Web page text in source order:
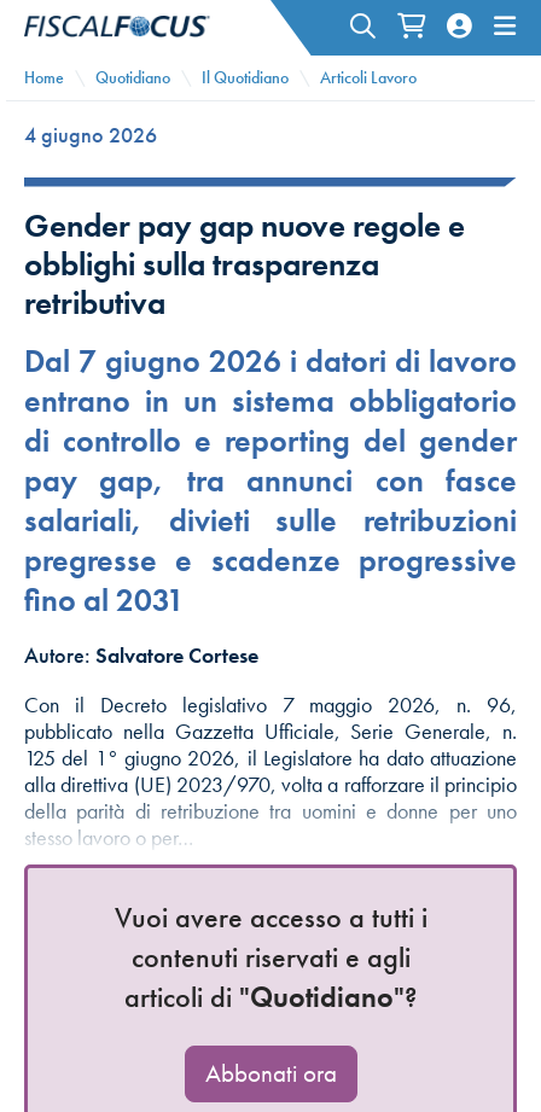
Home Quotidiano Il Quotidiano Articoli Lavoro
4 giugno 2026
Gender pay gap nuove regole e
obblighi sulla trasparenza
retributiva
Dal 7 giugno 2026 i datori di lavoro
entrano in un sistema obbligatorio
di controllo e reporting del gender
pay gap, tra annunci con fasce
salariali, divieti sulle retribuzioni
pregresse e scadenze progressive
fino al 2031
Autore: Salvatore Cortese
Con il Decreto legislativo 7 maggio 2026, n. 96,
pubblicato nella Gazzetta Ufficiale, Serie Generale, n.
125 del 1° giugno 2026, il Legislatore ha dato attuazione
alla direttiva (UE) 2023/970, volta a rafforzare il principio
della parità di retribuzione tra uomini e donne per uno
stesso lavoro o per…
Vuoi avere accesso a tutti i
contenuti riservati e agli
articoli di "Quotidiano"?
Abbonati ora